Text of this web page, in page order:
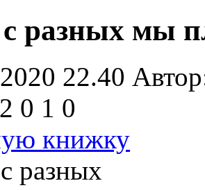
разных мы
22.40
0 1 0
книжку